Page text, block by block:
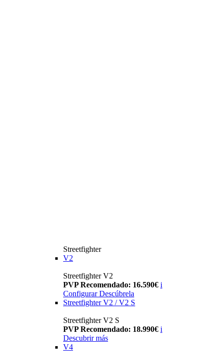
Streetfighter
V2
Streetfighter V2
PVP Recomendado: 16.590€ i
Configurar Descúbrela
Streetfighter V2 / V2 S
Streetfighter V2 S
PVP Recomendado: 18.990€ i
Descubrir más
V4